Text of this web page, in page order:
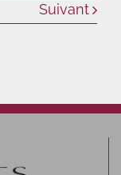
Suivant